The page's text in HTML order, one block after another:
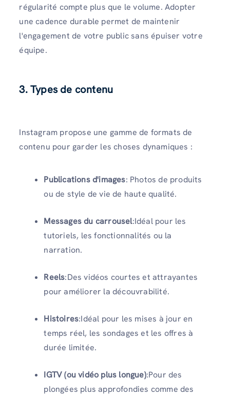
régularité compte plus que le volume. Adopter
une cadence durable permet de maintenir
l'engagement de votre public sans épuiser votre
équipe.
3. Types de contenu
Instagram propose une gamme de formats de
contenu pour garder les choses dynamiques :
Publications d'images: Photos de produits
ou de style de vie de haute qualité.
Messages du carrousel:Idéal pour les
tutoriels, les fonctionnalités ou la
narration.
Reels:Des vidéos courtes et attrayantes
pour améliorer la découvrabilité.
Histoires:Idéal pour les mises à jour en
temps réel, les sondages et les offres à
durée limitée.
IGTV (ou vidéo plus longue):Pour des
plongées plus approfondies comme des